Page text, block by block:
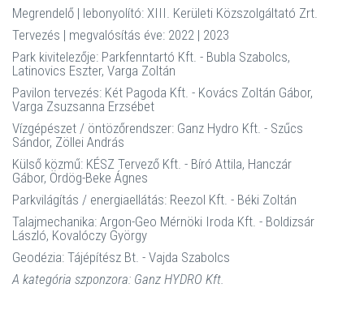
Megrendelő | lebonyolító: XIII. Kerületi Közszolgáltató Zrt.
Tervezés | megvalósítás éve: 2022 | 2023
Park kivitelezője: Parkfenntartó Kft. - Bubla Szabolcs,
Latinovics Eszter, Varga Zoltán
Pavilon tervezés: Két Pagoda Kft. - Kovács Zoltán Gábor,
Varga Zsuzsanna Erzsébet
Vízgépészet / öntözőrendszer: Ganz Hydro Kft. - Szűcs
Sándor, Zöllei András
Külső közmű: KÉSZ Tervező Kft. - Bíró Attila, Hanczár
Gábor, Ördög-Beke Ágnes
Parkvilágítás / energiaellátás: Reezol Kft. - Béki Zoltán
Talajmechanika: Argon-Geo Mérnöki Iroda Kft. - Boldizsár
László, Kovalóczy György
Geodézia: Tájépítész Bt. - Vajda Szabolcs
A kategória szponzora: Ganz HYDRO Kft.